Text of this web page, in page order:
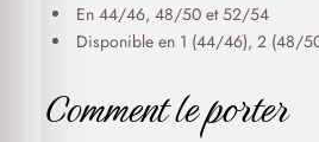
En 44/46, 48/50 et 52/54
Disponible en 1 (44/46), 2 (48/
Comment le porter